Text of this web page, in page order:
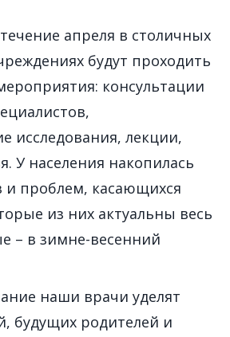
апреля в столичных
будут проходить
консультации
исследования, лекции,
У населения накопилась
и проблем, касающихся
из них актуальны весь
– в зимне-весенний
наши врачи уделят
будущих родителей и